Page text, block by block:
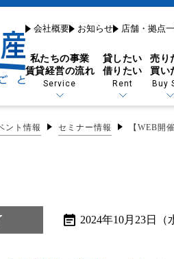
会社概要 お知らせ 店舗・拠点
私たちの事業
賃貸経営の流れ
Service
賃貸経営データを駆使
たしかな空室対策
貸したい
借りたい
Rent
入居者管理
売り
買い
Buy
売りたい（買取制度）
賃貸経営リノベーション
ント情報 セミナー情報 【WEB開
2024年10月23日（